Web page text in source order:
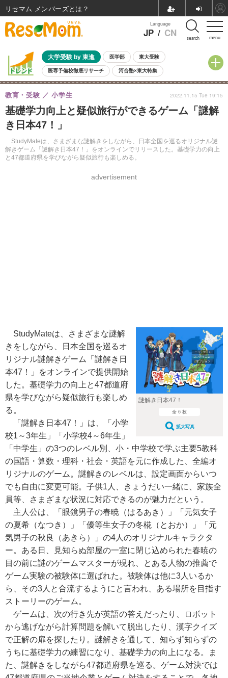
menu
Language
JP / CN search
大学受験 by 東進 医学部 東大受験
医専予備校徹底リサーチ 河合塾×東大特集
親子で考える大学選び 高校受験 中学受験 小学校受験
共通テスト 夏休み
8月開催イベント・WS 全国公立高校 過去問 人気記事
自由研究教材（小学生向け）
基礎学力向上と疑似旅行ができるゲーム「謎解
き日本47！」
StudyMateは、さまざまな謎解きをしながら、日本全国を巡るオリジナル謎
解きゲーム「謎解き日本47！」をオンラインでリリースした。基礎学力の向上
と47都道府県を学びながら疑似旅行も楽しめる。
教育・受験 小学生
advertisement
2022.11.15 Tue 19:15
謎解き日本47！
全 6 枚
拡大写真
StudyMateは、さまざまな謎解
きをしながら、日本全国を巡るオ
リジナル謎解きゲーム「謎解き日
本47！」をオンラインで提供開始
した。基礎学力の向上と47都道府
県を学びながら疑似旅行も楽しめ
る。
「謎解き日本47！」は、「小学
校1～3年生」「小学校4～6年生」
「中学生」の3つのレベル別、小・中学校で学ぶ主要5教科
の国語・算数・理科・社会・英語を元に作成した、全編オ
リジナルのゲーム。謎解きのレベルは、設定画面からいつ
でも自由に変更可能。子供1人、きょうだい一緒に、家族全
員等、さまざまな状況に対応できるのが魅力だという。
主人公は、「眼鏡男子の春暁（はるあき）」「元気女子
の夏希（なつき）」「優等生女子の冬椛（とおか）」「元
気男子の秋良（あきら）」の4人のオリジナルキャラクタ
ー。ある日、見知らぬ部屋の一室に閉じ込められた春暁の
目の前に謎のゲームマスターが現れ、とある人物の推薦で
ゲーム実験の被験体に選ばれた。被験体は他に3人いるか
ら、その3人と合流するようにと言われ、ある場所を目指す
ストーリーのゲーム。
ゲームは、次の行き先が英語の答えだったり、ロボット
から逃げながら計算問題を解いて脱出したり、漢字クイズ
で正解の扉を探したり。謎解きを通して、知らず知らずの
うちに基礎学力の練習になり、基礎学力の向上になる。ま
た、謎解きをしながら47都道府県を巡る。ゲーム対決では
リセマム メンバーズ